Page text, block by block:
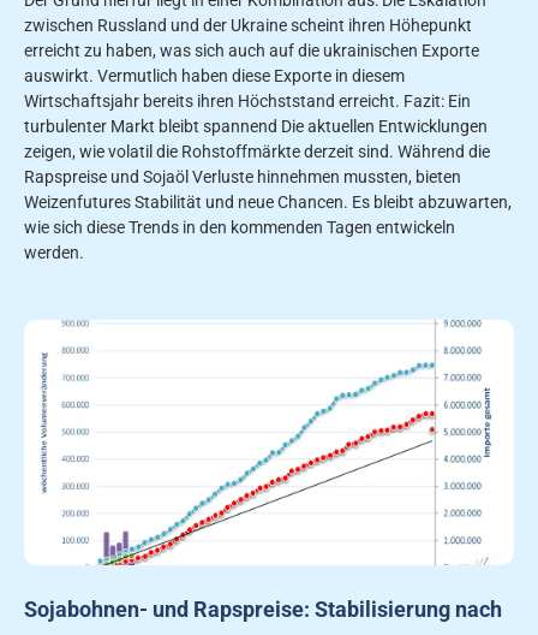
zwischen Russland und der Ukraine scheint ihren Höhepunkt
erreicht zu haben, was sich auch auf die ukrainischen Exporte
auswirkt. Vermutlich haben diese Exporte in diesem
Wirtschaftsjahr bereits ihren Höchststand erreicht. Fazit: Ein
turbulenter Markt bleibt spannend Die aktuellen Entwicklungen
zeigen, wie volatil die Rohstoffmärkte derzeit sind. Während die
Rapspreise und Sojaöl Verluste hinnehmen mussten, bieten
Weizenfutures Stabilität und neue Chancen. Es bleibt abzuwarten,
wie sich diese Trends in den kommenden Tagen entwickeln
werden.
Sojabohnen- und Rapspreise: Stabilisierung nach